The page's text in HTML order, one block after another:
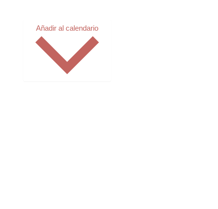
Añadir al calendario